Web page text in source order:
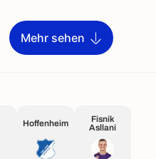
Mehr sehen
Hoffenheim
Fisnik
Asllani